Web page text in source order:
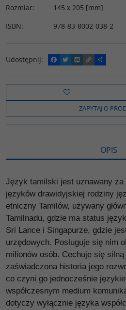
Rozmiar:
145 x 205 [mm]
ISBN: 978-83-8002-038-2
Udostępnij:
F
a
e
o
k
T
w
t
t
e
W
y
o
C
o
y
i
n
k
P
o
z
e
l
s
ZAPYTAJ O
OPIS
Język tamilski jest uznawany
języków drawidyjskiej rodziny
etniczny Tamilów, używany
Tamilnadu, gdzie ma status
Sri Lance i Singapurze, gdzie
urzędowych. Posługuje się nim
milionów osób. Cechuje się
zaświadczona historia jego
co czyni go jednocześnie
współczesnym medium
dotyczy wyłącznie języka